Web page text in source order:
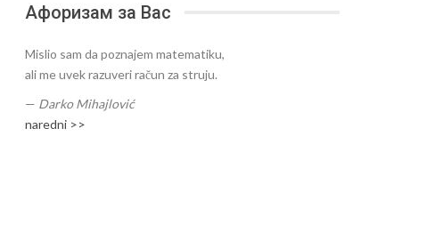
Афоризам за Вас
Mislio sam da poznajem matematiku,
ali me uvek razuveri račun za struju.
— Darko Mihajlović
naredni >>